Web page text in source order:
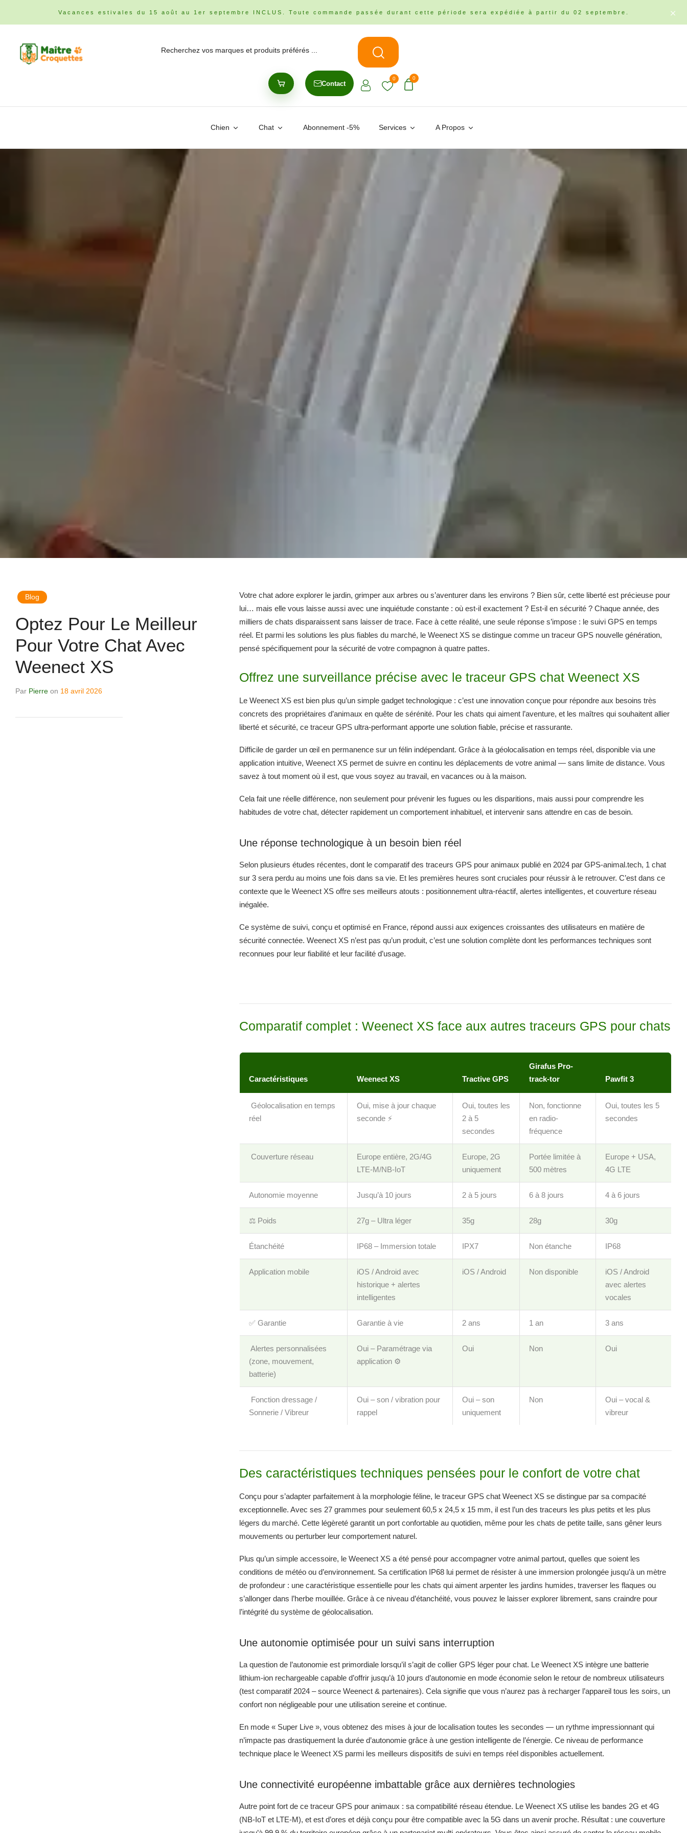
Vacances estivales du 15 août au 1er septembre INCLUS. Toute commande passée durant cette période sera expédiée à partir du 02 septembre.
Contact
0 0
Chien Chat Abonnement -5% Services A Propos
Blog
Optez Pour Le Meilleur
Pour Votre Chat Avec
Weenect XS
Par Pierre on 18 avril 2026
Votre chat adore explorer le jardin, grimper aux arbres ou s’aventurer dans les environs ? Bien sûr, cette liberté est précieuse pour
lui… mais elle vous laisse aussi avec une inquiétude constante : où est-il exactement ? Est-il en sécurité ? Chaque année, des
milliers de chats disparaissent sans laisser de trace. Face à cette réalité, une seule réponse s’impose : le suivi GPS en temps
réel. Et parmi les solutions les plus fiables du marché, le Weenect XS se distingue comme un traceur GPS nouvelle génération,
pensé spécifiquement pour la sécurité de votre compagnon à quatre pattes.
Offrez une surveillance précise avec le traceur GPS chat Weenect XS
Le Weenect XS est bien plus qu’un simple gadget technologique : c’est une innovation conçue pour répondre aux besoins très
concrets des propriétaires d’animaux en quête de sérénité. Pour les chats qui aiment l’aventure, et les maîtres qui souhaitent allier
liberté et sécurité, ce traceur GPS ultra-performant apporte une solution fiable, précise et rassurante.
Difficile de garder un œil en permanence sur un félin indépendant. Grâce à la géolocalisation en temps réel, disponible via une
application intuitive, Weenect XS permet de suivre en continu les déplacements de votre animal — sans limite de distance. Vous
savez à tout moment où il est, que vous soyez au travail, en vacances ou à la maison.
Cela fait une réelle différence, non seulement pour prévenir les fugues ou les disparitions, mais aussi pour comprendre les
habitudes de votre chat, détecter rapidement un comportement inhabituel, et intervenir sans attendre en cas de besoin.
Une réponse technologique à un besoin bien réel
Selon plusieurs études récentes, dont le comparatif des traceurs GPS pour animaux publié en 2024 par GPS-animal.tech, 1 chat
sur 3 sera perdu au moins une fois dans sa vie. Et les premières heures sont cruciales pour réussir à le retrouver. C’est dans ce
contexte que le Weenect XS offre ses meilleurs atouts : positionnement ultra-réactif, alertes intelligentes, et couverture réseau
inégalée.
Ce système de suivi, conçu et optimisé en France, répond aussi aux exigences croissantes des utilisateurs en matière de
sécurité connectée. Weenect XS n’est pas qu’un produit, c’est une solution complète dont les performances techniques sont
reconnues pour leur fiabilité et leur facilité d’usage.
Comparatif complet : Weenect XS face aux autres traceurs GPS pour chats
Caractéristiques Weenect XS Tractive GPS
Girafus Pro-
track-tor
Pawfit 3
Géolocalisation en temps
réel
Oui, mise à jour chaque
seconde ⚡
Oui, toutes les
2 à 5
secondes
Non, fonctionne
en radio-
fréquence
Oui, toutes les 5
secondes
️ Couverture réseau
Europe entière, 2G/4G
LTE-M/NB-IoT
Europe, 2G
uniquement
Portée limitée à
500 mètres
Europe + USA,
4G LTE
Autonomie moyenne Jusqu’à 10 jours 2 à 5 jours 6 à 8 jours 4 à 6 jours
⚖️ Poids 27g – Ultra léger 35g 28g 30g
Étanchéité IP68 – Immersion totale ️ IPX7 Non étanche IP68
Application mobile
iOS / Android avec
historique + alertes
intelligentes
iOS / Android Non disponible
iOS / Android
avec alertes
vocales
✅ Garantie Garantie à vie 2 ans 1 an 3 ans
️ Alertes personnalisées
(zone, mouvement,
batterie)
Oui – Paramétrage via
application ⚙️
Oui Non Oui
️ Fonction dressage /
Sonnerie / Vibreur
Oui – son / vibration pour
rappel
Oui – son
uniquement
Non
Oui – vocal &
vibreur
Des caractéristiques techniques pensées pour le confort de votre chat
Conçu pour s’adapter parfaitement à la morphologie féline, le traceur GPS chat Weenect XS se distingue par sa compacité
exceptionnelle. Avec ses 27 grammes pour seulement 60,5 x 24,5 x 15 mm, il est l’un des traceurs les plus petits et les plus
légers du marché. Cette légèreté garantit un port confortable au quotidien, même pour les chats de petite taille, sans gêner leurs
mouvements ou perturber leur comportement naturel.
Plus qu’un simple accessoire, le Weenect XS a été pensé pour accompagner votre animal partout, quelles que soient les
conditions de météo ou d’environnement. Sa certification IP68 lui permet de résister à une immersion prolongée jusqu’à un mètre
de profondeur : une caractéristique essentielle pour les chats qui aiment arpenter les jardins humides, traverser les flaques ou
s’allonger dans l’herbe mouillée. Grâce à ce niveau d’étanchéité, vous pouvez le laisser explorer librement, sans craindre pour
l’intégrité du système de géolocalisation.
Une autonomie optimisée pour un suivi sans interruption
La question de l’autonomie est primordiale lorsqu’il s’agit de collier GPS léger pour chat. Le Weenect XS intègre une batterie
lithium-ion rechargeable capable d’offrir jusqu’à 10 jours d’autonomie en mode économie selon le retour de nombreux utilisateurs
(test comparatif 2024 – source Weenect & partenaires). Cela signifie que vous n’aurez pas à recharger l’appareil tous les soirs, un
confort non négligeable pour une utilisation sereine et continue.
En mode « Super Live », vous obtenez des mises à jour de localisation toutes les secondes — un rythme impressionnant qui
n’impacte pas drastiquement la durée d’autonomie grâce à une gestion intelligente de l’énergie. Ce niveau de performance
technique place le Weenect XS parmi les meilleurs dispositifs de suivi en temps réel disponibles actuellement.
Une connectivité européenne imbattable grâce aux dernières technologies
Autre point fort de ce traceur GPS pour animaux : sa compatibilité réseau étendue. Le Weenect XS utilise les bandes 2G et 4G
(NB-IoT et LTE-M), et est d’ores et déjà conçu pour être compatible avec la 5G dans un avenir proche. Résultat : une couverture